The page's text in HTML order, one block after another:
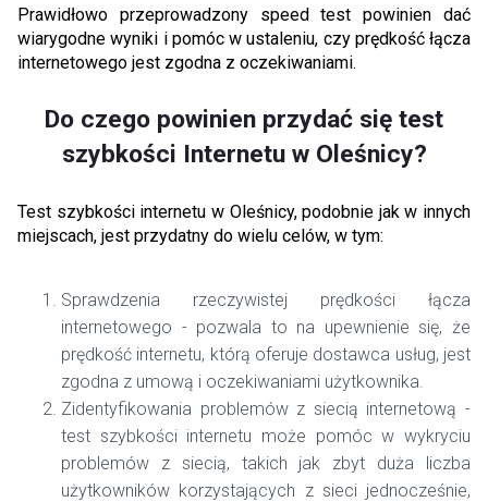
Prawidłowo przeprowadzony speed test powinien dać
wiarygodne wyniki i pomóc w ustaleniu, czy prędkość łącza
internetowego jest zgodna z oczekiwaniami.
Do czego powinien przydać się test
szybkości Internetu w Oleśnicy?
Test szybkości internetu w Oleśnicy, podobnie jak w innych
miejscach, jest przydatny do wielu celów, w tym:
Sprawdzenia rzeczywistej prędkości łącza
internetowego - pozwala to na upewnienie się, że
prędkość internetu, którą oferuje dostawca usług, jest
zgodna z umową i oczekiwaniami użytkownika.
Zidentyfikowania problemów z siecią internetową -
test szybkości internetu może pomóc w wykryciu
problemów z siecią, takich jak zbyt duża liczba
użytkowników korzystających z sieci jednocześnie,